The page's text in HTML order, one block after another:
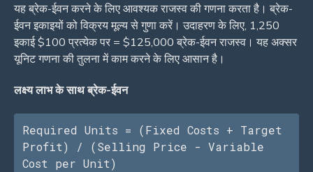
यह ब्रेक-ईवन करने के लिए आवश्यक राजस्व की गणना करता है। ब्रेक-
ईवन इकाइयों को विक्रय मूल्य से गुणा करें। उदाहरण के लिए, 1,250
इकाई $100 प्रत्येक पर = $125,000 ब्रेक-ईवन राजस्व। यह अक्सर
यूनिट गणना की तुलना में काम करने के लिए आसान है।
लक्ष्य लाभ के साथ ब्रेक-ईवन
Required Units = (Fixed Costs + Target
Profit) / (Selling Price - Variable
Cost per Unit)